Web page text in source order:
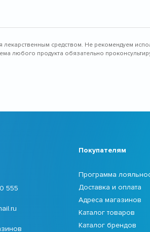
лекарственным средством. Не рекомендуем
любого продукта обязательно
555
Покупателям
Программа
Доставка и оплата
Адреса магазинов
Каталог товаров
Каталог брендов